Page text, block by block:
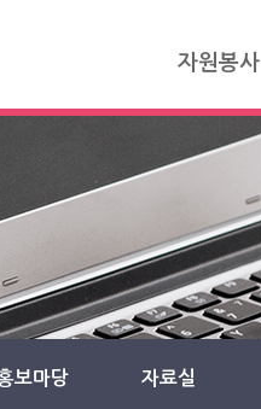
자원봉사
보마당 자료실